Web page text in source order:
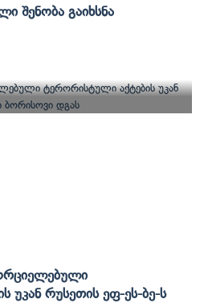
Შენობა Გაიხსნა
Უკან Რუსეთის Ეფ-Ეს-Ბე-Ს